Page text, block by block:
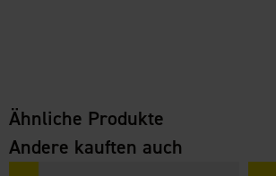
Ähnliche Produkte
Andere kauften auch